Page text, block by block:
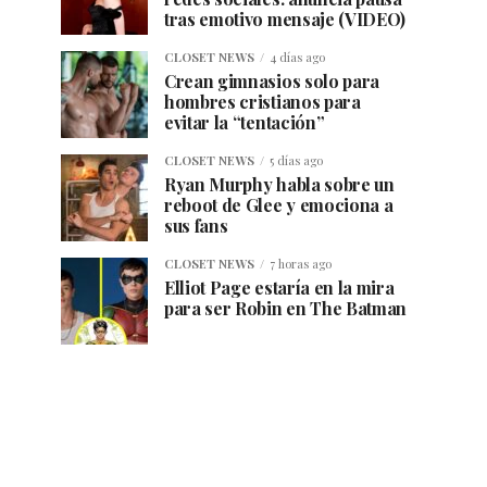
tras emotivo mensaje (VIDEO)
CLOSET NEWS 4 días ago
Crean gimnasios solo para
hombres cristianos para
evitar la “tentación”
CLOSET NEWS 5 días ago
Ryan Murphy habla sobre un
reboot de Glee y emociona a
sus fans
CLOSET NEWS 7 horas ago
Elliot Page estaría en la mira
para ser Robin en The Batman